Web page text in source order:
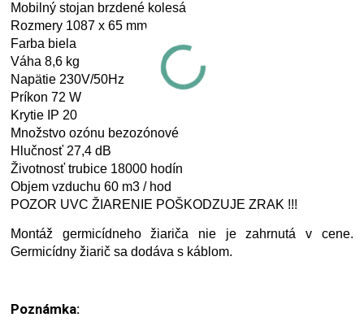
Mobilný stojan brzdené kolesá
Rozmery 1087 x 65 mm
Farba biela
Váha 8,6 kg
Napätie 230V/50Hz
Príkon 72 W
Krytie IP 20
Množstvo ozónu bezozónové
Hlučnosť 27,4 dB
Životnosť trubice 18000 hodín
Objem vzduchu 60 m3 / hod
POZOR UVC ŽIARENIE POŠKODZUJE ZRAK !!!
Montáž germicídneho žiariča nie je zahrnutá v cene.
Germicídny žiarič sa dodáva s káblom.
Poznámka: